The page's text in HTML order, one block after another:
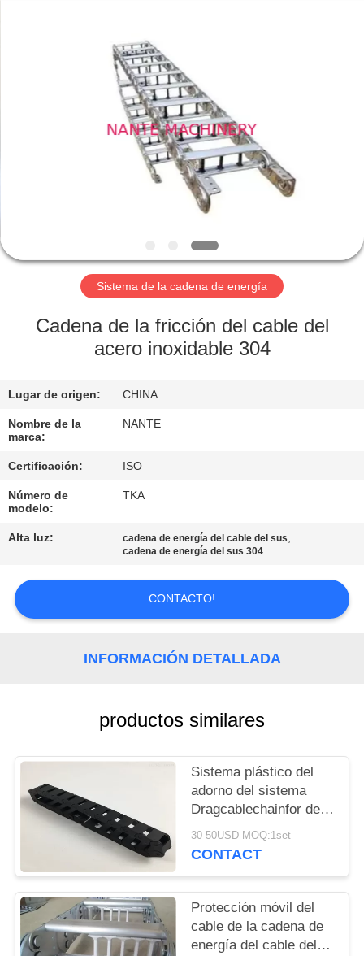
PRODUCTOS
VISITA
FÁBRICA
CONTROL
DE
CONTÁCTENOS
UNA
COTIZACIÓN
COMPANY
DEL
SITIO
PRIVACY
POLICY
Sistema de la cadena de energía
Cadena de la fricción del cable del
acero inoxidable 304
Lugar de origen: CHINA
Nombre de la
marca:
NANTE
Certificación: ISO
Número de
modelo:
TKA
Alta luz: cadena de energía del cable del sus,
cadena de energía del sus 304
CONTACTO!
INFORMACIÓN DETALLADA
productos similares
Sistema plástico del
adorno del sistema
Dragcablechainfor de
la cadena de energía
con ESTILO de TKA
30-50USD MOQ:1set
CONTACT
Protección móvil del
cable de la cadena de
energía del cable del